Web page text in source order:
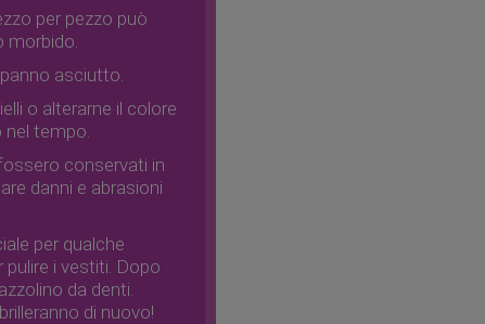
per pezzo può
morbido.
asciutto.
o alterarne il colore
tempo.
conservati in
danni e abrasioni
per qualche
i vestiti. Dopo
da denti.
di nuovo!